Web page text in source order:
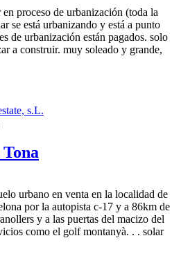
en proceso de urbanización (toda la
se está urbanizando y está a punto
de urbanización están pagados. solo
a construir. muy soleado y grande,
urbano en venta en la localidad de
por la autopista c-17 y a 86km de
y a las puertas del macizo del
como el golf montanyà. . . solar